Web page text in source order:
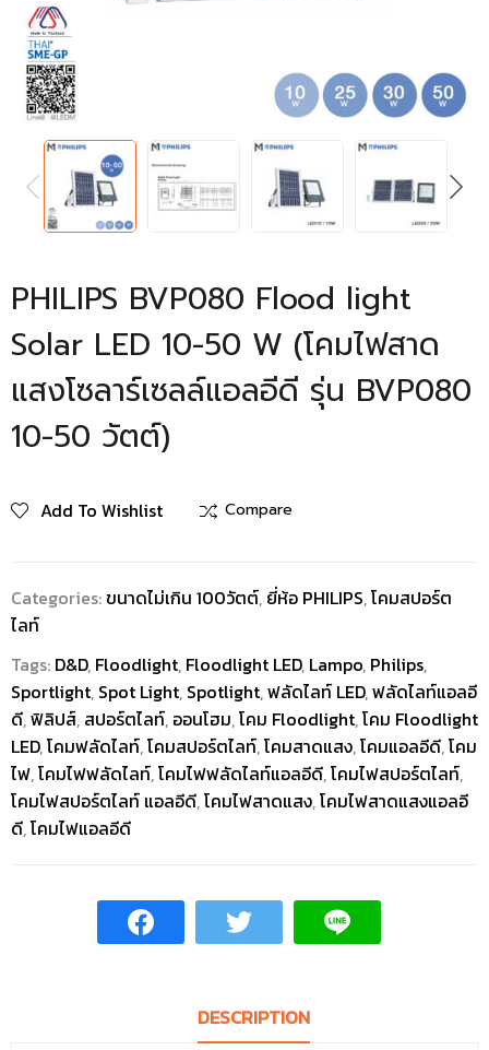
PREVIOUS
PHILIPS BVP080 Flood light
Solar LED 10-50 W (โคมไฟสาด
แสงโซลาร์เซลล์แอลอีดี รุ่น BVP080
10-50 วัตต์)
Add To Wishlist Compare
Categories:ขนาดไม่เกิน 100วัตต์, ยี่ห้อ PHILIPS,โคมสปอร์ต
ไลท์
Tags: D&D, Floodlight, Floodlight LED, Lampo, Philips,
Sportlight, Spot Light, Spotlight,ฟลัดไลท์ LED,ฟลัดไลท์แอลอี
ดี,ฟิลิปส์, สปอร์ตไลท์, ออนโฮม,โคม Floodlight,โคม Floodlight
LED,โคมฟลัดไลท์,โคมสปอร์ตไลท์,โคมสาดแสง,โคมแอลอีดี,โคม
ไฟ,โคมไฟฟลัดไลท์,โคมไฟฟลัดไลท์แอลอีดี,โคมไฟสปอร์ตไลท์,
โคมไฟสปอร์ตไลท์ แอลอีดี,โคมไฟสาดแสง,โคมไฟสาดแสงแอลอี
ดี,โคมไฟแอลอีดี
DESCRIPTION